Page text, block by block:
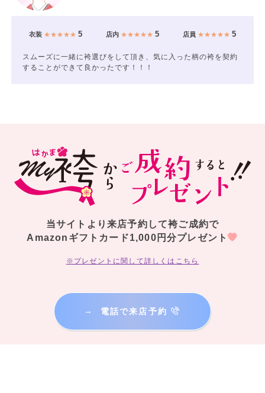
衣装★★★★★ 5 店内★★★★★ 5 店員 ★★★★★5
スムーズに一緒に袴選びをして頂き、気に入った柄の袴を契約
することができて良かったです！！！
当サイトより来店予約して袴ご成約で
Amazonギフトカード1,000円分プレゼント
※プレゼントに関して詳しくはこちら
→ 電話で来店予約